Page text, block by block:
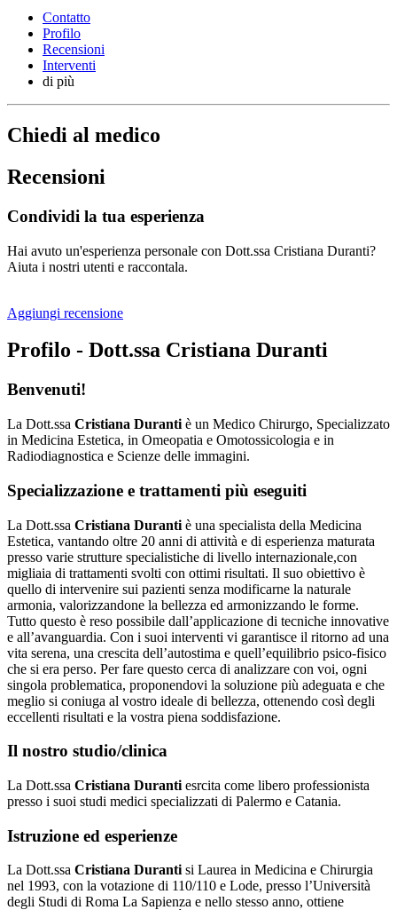
Contatto
Profilo
Recensioni
Interventi
di più
Chiedi al medico
Recensioni
Condividi la tua esperienza
Hai avuto un'esperienza personale con Dott.ssa Cristiana Duranti?
Aiuta i nostri utenti e raccontala.
Aggiungi recensione
Profilo - Dott.ssa Cristiana Duranti
Benvenuti!
La Dott.ssa Cristiana Duranti è un Medico Chirurgo, Specializzato
in Medicina Estetica, in Omeopatia e Omotossicologia e in
Radiodiagnostica e Scienze delle immagini.
Specializzazione e trattamenti più eseguiti
La Dott.ssa Cristiana Duranti è una specialista della Medicina
Estetica, vantando oltre 20 anni di attività e di esperienza maturata
presso varie strutture specialistiche di livello internazionale,con
migliaia di trattamenti svolti con ottimi risultati. Il suo obiettivo è
quello di intervenire sui pazienti senza modificarne la naturale
armonia, valorizzandone la bellezza ed armonizzando le forme.
Tutto questo è reso possibile dall’applicazione di tecniche innovative
e all’avanguardia. Con i suoi interventi vi garantisce il ritorno ad una
vita serena, una crescita dell’autostima e quell’equilibrio psico-fisico
che si era perso. Per fare questo cerca di analizzare con voi, ogni
singola problematica, proponendovi la soluzione più adeguata e che
meglio si coniuga al vostro ideale di bellezza, ottenendo così degli
eccellenti risultati e la vostra piena soddisfazione.
Il nostro studio/clinica
La Dott.ssa Cristiana Duranti esrcita come libero professionista
presso i suoi studi medici specializzati di Palermo e Catania.
Istruzione ed esperienze
La Dott.ssa Cristiana Duranti si Laurea in Medicina e Chirurgia
nel 1993, con la votazione di 110/110 e Lode, presso l’Università
degli Studi di Roma La Sapienza e nello stesso anno, ottiene